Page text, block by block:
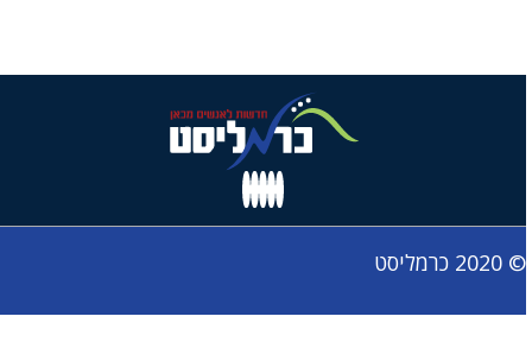
© 2020 כרמליסט